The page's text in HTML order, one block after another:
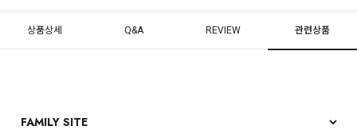
상품상세 Q&A REVIEW 관련상품